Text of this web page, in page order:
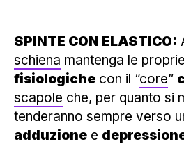
SPINTE CON ELASTICO:
schiena mantenga le proprie
fisiologiche con il “core”
scapole che, per quanto si
tenderanno sempre verso
adduzione e